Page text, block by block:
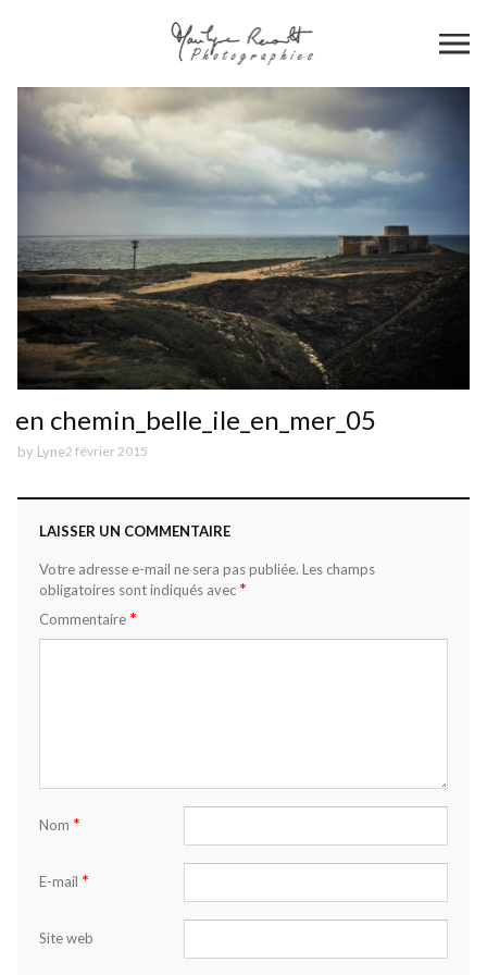
en chemin_belle_ile_en_mer_05
by Lyne2 février 2015
LAISSER UN COMMENTAIRE
Votre adresse e-mail ne sera pas publiée. Les champs
obligatoires sont indiqués avec *
Commentaire *
Nom *
E-mail *
Site web